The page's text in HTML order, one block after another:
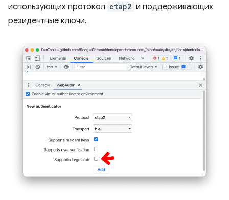
использующих протокол ctap2 и поддерживающих
резидентные ключи.